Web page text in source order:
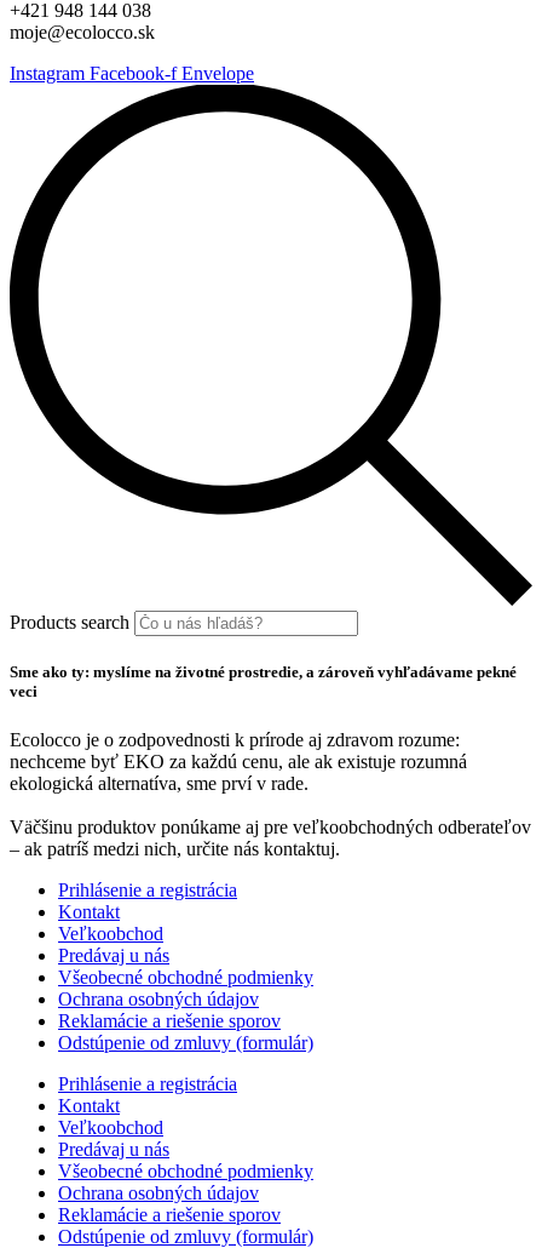
+421 948 144 038
moje@ecolocco.sk
Instagram Facebook-f Envelope
Products search
Sme ako ty: myslíme na životné prostredie, a zároveň vyhľadávame pekné
veci
Ecolocco je o zodpovednosti k prírode aj zdravom rozume:
nechceme byť EKO za každú cenu, ale ak existuje rozumná
ekologická alternatíva, sme prví v rade.
Väčšinu produktov ponúkame aj pre veľkoobchodných odberateľov
– ak patríš medzi nich, určite nás kontaktuj.
Prihlásenie a registrácia
Kontakt
Veľkoobchod
Predávaj u nás
Všeobecné obchodné podmienky
Ochrana osobných údajov
Reklamácie a riešenie sporov
Odstúpenie od zmluvy (formulár)
Prihlásenie a registrácia
Kontakt
Veľkoobchod
Predávaj u nás
Všeobecné obchodné podmienky
Ochrana osobných údajov
Reklamácie a riešenie sporov
Odstúpenie od zmluvy (formulár)